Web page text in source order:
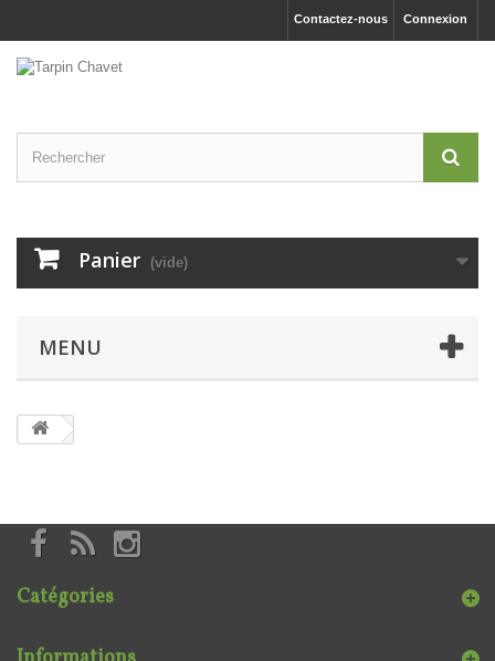
Connexion
Contactez-nous
Panier (vide)
MENU
Catégories